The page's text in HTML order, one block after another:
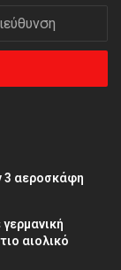
3 αεροσκάφη
αιολικό